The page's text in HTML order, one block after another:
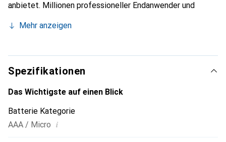
anbietet. Millionen professioneller Endanwender und
Batterien von Procell für ihre Qualität, Zuverlässigkeit und
Batterien sind für einen grossen Temperaturbereich
geeignet. Empfohlen für Geräte wie Blutdruckmessgeräte,
Seifenspender, Papierhandtuchspender, Taschenlampen,
elektronische Türschlösser, Safes, automatische
Jalousien.
Mehr anzeigen
Spezifikationen
Das Wichtigste auf einen Blick
Batterie Kategorie
AAA / Micro i